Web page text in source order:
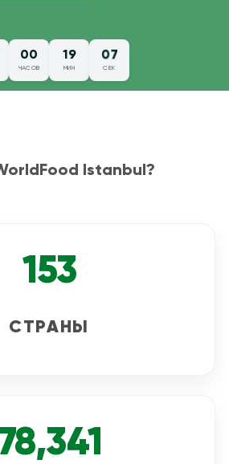
00
ЧАСОВ
19
МИН
06
СЕК
Istanbul?
153
СТРАНЫ